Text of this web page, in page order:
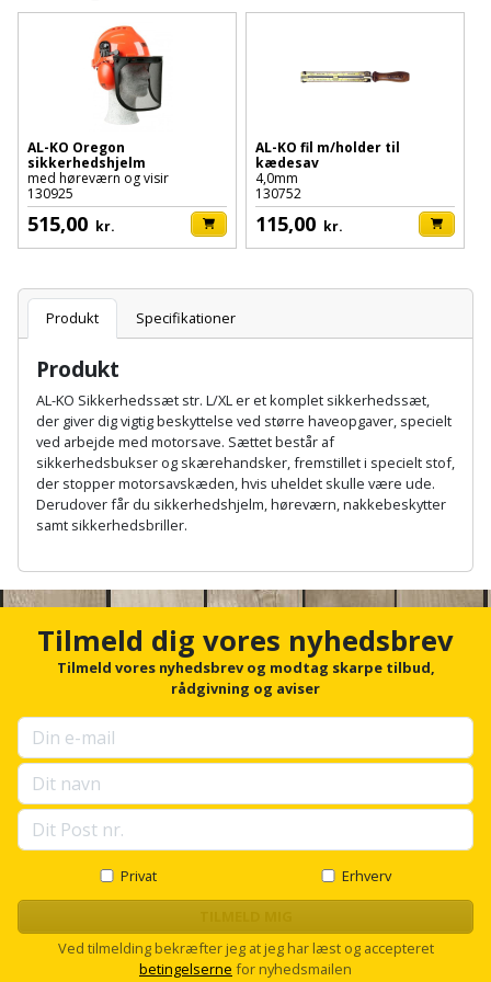
Fugtsikring
Garageport
Gelænder
Gips
Grundmursplader
Hardieplank
brædder
Hemsestige
Isolering
Komposit
terrassebrædder
og
Lofter
Lofttrapper
Murbinder
Murpap
og
Mursten
Fugepistol
skumpistol
Gevindskærer
Gipsværktøj
Glasløfter
Glasskærer
Hæftepistol
og
hammer
Hammer
Kiler
Kloakrenser
og
hobbykniv
Koben
Kridtsnor
Landmålerstok
Betonsliber
Bindemaskine
Bits
Bor
Bore-
og
skruemaskine
Borehammer
Boremaskinetilbehør
Detektor
Diamantskæremaskine
Diamantslibertilbehør
Dykkerpistol
Dyksav
Excentersliber
Excenterslibertilbehør
Fedtsprøjte
Flamingoskærer
Motorenhed
Motorsav
kædesav
Motorsav
og
tilbehør
Pælebor
Plæneklipper
Plæneklipper
tilbehør
Robotplæneklipper
Robotplæneklipper
tilbehør
Vandpumpe
Vertikalskærer
mosfjerner
Vinduesvasker
Brændeovn
Brugskunst
Camping
Damprengøring
Dørmåtte
Dørrist
Drivhus
Drivhustilbehør
Flagstænger
have
Fuglefoderhus
Garderobe
opbevaring
Gavekort
og
afrensning
Spartelmasse
væg
Tape
Rør
Ventilation
og
indeklima
Gaveideer
Aktiviteter
AL-KO Oregon
sikkerhedshjelm
med høreværn og visir
130925
515,00 kr.
AL-KO fil m/holder til
kædesav
4,0mm
130752
115,00 kr.
Produkt Specifikationer
Produkt
AL-KO Sikkerhedssæt str. L/XL er et komplet sikkerhedssæt,
der giver dig vigtig beskyttelse ved større haveopgaver, specielt
ved arbejde med motorsave. Sættet består af
sikkerhedsbukser og skærehandsker, fremstillet i specielt stof,
der stopper motorsavskæden, hvis uheldet skulle være ude.
Derudover får du sikkerhedshjelm, høreværn, nakkebeskytter
samt sikkerhedsbriller.
c
r
u
p
s
e
l
l
o
Tilmeld dig vores nyhedsbrev
Tilmeld vores nyhedsbrev og modtag skarpe tilbud,
rådgivning og aviser
Privat Erhverv
Ved tilmelding bekræfter jeg at jeg har læst og accepteret
betingelserne for nyhedsmailen